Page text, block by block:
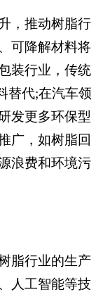
，推动树脂行
可降解材料将
装行业，传统
替代;在汽车领
发更多环保型
广，如树脂回
浪费和环境污
脂行业的生产
人工智能等技